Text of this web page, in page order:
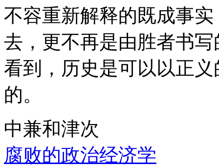
不容重新解释的既成事
去，更不再是由胜者书
看到，历史是可以以正
的。
中兼和津次
腐败的政治经济学